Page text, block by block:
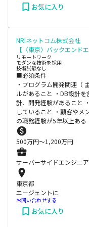
お気に入り
NRIネットコム株式会社
【〈東京〉バックエンド
リモートワーク
モダンな技術を採用
技術試験なし
■必須条件
・プログラム開発関連（
ルがあること ・DB設計
計、開発経験があること
していること ・顧客やメ
の職務経験が5年以上ある
500万円〜1,200万円
サーバーサイドエンジニア
東京都
エージェントに
お問い合わせする
お気に入り